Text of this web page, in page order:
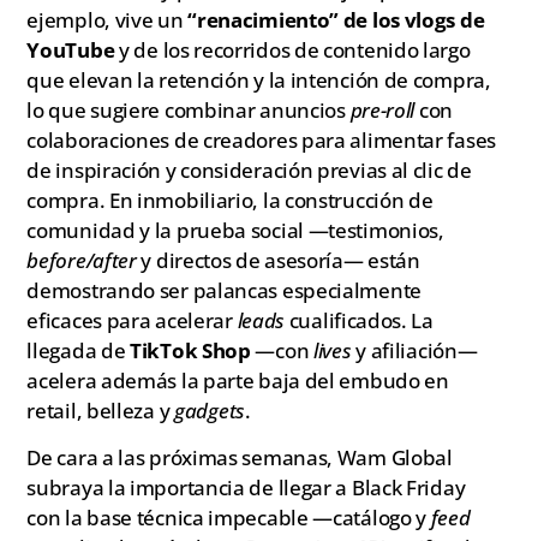
ejemplo, vive un“renacimiento” de los vlogs de
YouTubey de los recorridos de contenido largo
que elevan la retención y la intención de compra,
lo que sugiere combinar anunciospre-rollcon
colaboraciones de creadores para alimentar fases
de inspiración y consideración previas al clic de
compra. En inmobiliario, la construcción de
comunidad y la prueba social —testimonios,
before/aftery directos de asesoría— están
demostrando ser palancas especialmente
eficaces para acelerarleads cualificados. La
llegada deTikTok Shop—conlivesy afiliación—
acelera además la parte baja del embudo en
retail, belleza ygadgets.
De cara a las próximas semanas, Wam Global
subraya la importancia de llegar a Black Friday
con la base técnica impecable —catálogo yfeed